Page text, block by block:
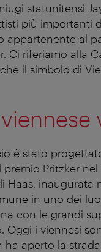
statunitensi
più importanti
appartenente al
Ci riferiamo alla
il simbolo di
è stato
premio Pritzker
Haas,
in uno dei
con le grandi
Oggi i viennesi
ha aperto la